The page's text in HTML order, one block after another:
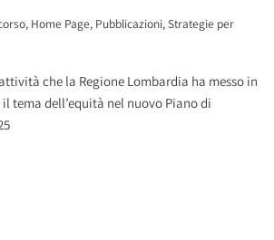
, Home Page, Pubblicazioni,Strategie per
che la Regione Lombardia ha messo in
tema dell’equità nel nuovo Piano di